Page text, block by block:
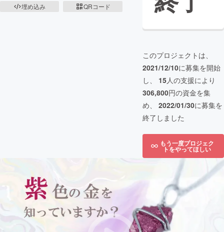
埋め込み
QRコード
このプロジェクトは、
2021/12/10に募集を開始
し、 15人の支援により
306,800円の資金を集
め、 2022/01/30に募集を
終了しました
もう一度プロジェク
トをやってほしい